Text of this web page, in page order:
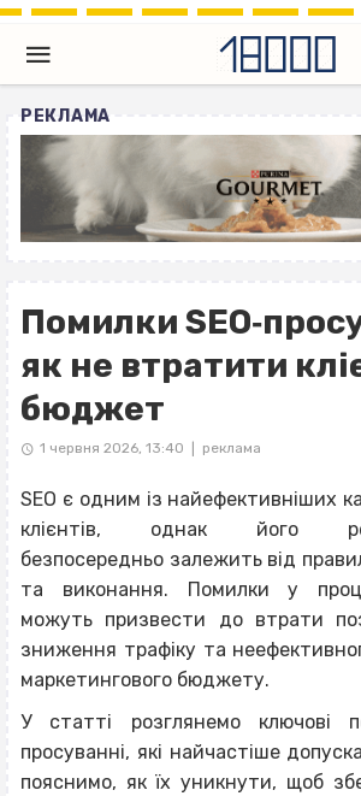
РЕКЛАМА
Помилки
як не втратити
бюджет
1 червня 2026, 13:40 реклама
SEO є одним із найефективніших
клієнтів, однак його
безпосередньо залежить від
та виконання. Помилки у
можуть призвести до втрати
зниження трафіку та
маркетингового бюджету.
У статті розглянемо ключові
просуванні, які найчастіше
пояснимо, як їх уникнути, щоб